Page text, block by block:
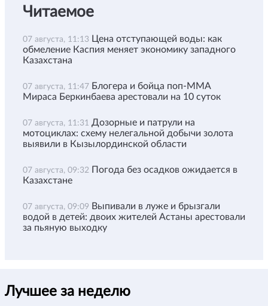
Читаемое
07 августа, 11:13 Цена отступающей воды: как
обмеление Каспия меняет экономику западного
Казахстана
07 августа, 11:47 Блогера и бойца поп-ММА
Мираса Беркинбаева арестовали на 10 суток
07 августа, 11:31 Дозорные и патрули на
мотоциклах: схему нелегальной добычи золота
выявили в Кызылординской области
07 августа, 09:32 Погода без осадков ожидается в
Казахстане
07 августа, 09:09 Выпивали в луже и брызгали
водой в детей: двоих жителей Астаны арестовали
за пьяную выходку
Лучшее за неделю